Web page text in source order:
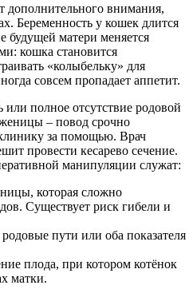
дополнительного внимания,
Беременность у кошек длится
будущей матери меняется
кошка становится
«колыбельку» для
совсем пропадает аппетит.
или полное отсутствие родовой
– повод срочно
за помощью. Врач
провести кесарево сечение.
манипуляции служат:
которая сложно
Существует риск гибели и
пути или оба показателя
плода, при котором котёнок
матки.